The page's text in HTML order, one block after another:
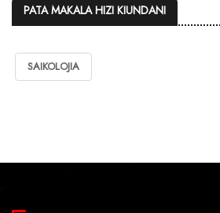
PATA MAKALA HIZI KIUNDANI
SAIKOLOJIA